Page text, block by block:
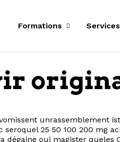
Formations Services
25 50 100 200 mg
dégaine oui magister